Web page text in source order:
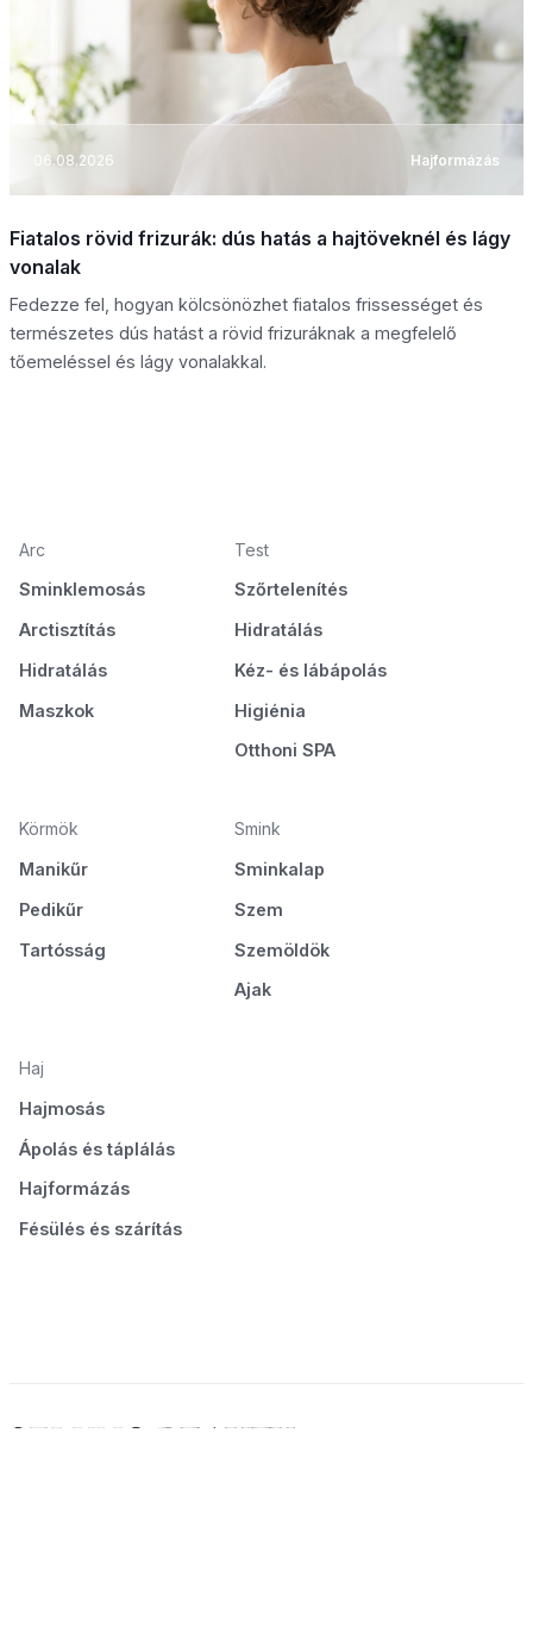
06.08.2026 Hajformázás
Fiatalos rövid frizurák: dús hatás a hajtöveknél és lágy
vonalak
Fedezze fel, hogyan kölcsönözhet fiatalos frissességet és
természetes dús hatást a rövid frizuráknak a megfelelő
tőemeléssel és lágy vonalakkal.
Arc
Sminklemosás
Arctisztítás
Hidratálás
Maszkok
Test
Szőrtelenítés
Hidratálás
Kéz- és lábápolás
Higiénia
Otthoni SPA
Körmök
Manikűr
Pedikűr
Tartósság
Smink
Sminkalap
Szem
Szemöldök
Ajak
Haj
Hajmosás
Ápolás és táplálás
Hajformázás
Fésülés és szárítás